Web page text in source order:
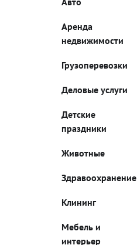
Аренда
недвижимости
Грузоперевозки
Деловые услуги
Детские
праздники
Животные
Здравоохранение
Клининг
Мебель и
интерьер